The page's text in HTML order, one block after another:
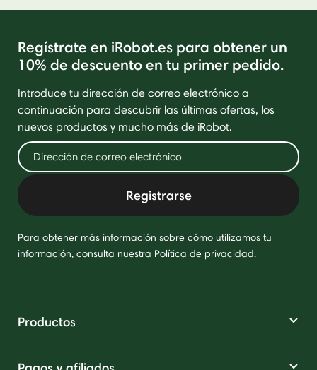
Regístrate en iRobot.es para obtener un
10% de descuento en tu primer pedido.
Introduce tu dirección de correo electrónico a
continuación para descubrir las últimas ofertas, los
nuevos productos y mucho más de iRobot.
Registrarse
Para obtener más información sobre cómo utilizamos tu
información, consulta nuestra Política de privacidad.
Productos